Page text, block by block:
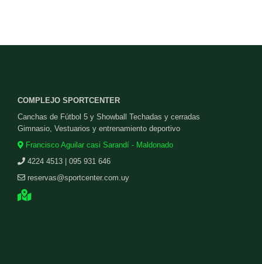
COMPLEJO SPORTCENTER
Canchas de Fútbol 5 y Showball Techadas y cerradas
Gimnasio, Vestuarios y entrenamiento deportivo
Francisco Aguilar casi Sarandí - Maldonado
4224 4513 | 095 931 646
reservas@sportcenter.com.uy